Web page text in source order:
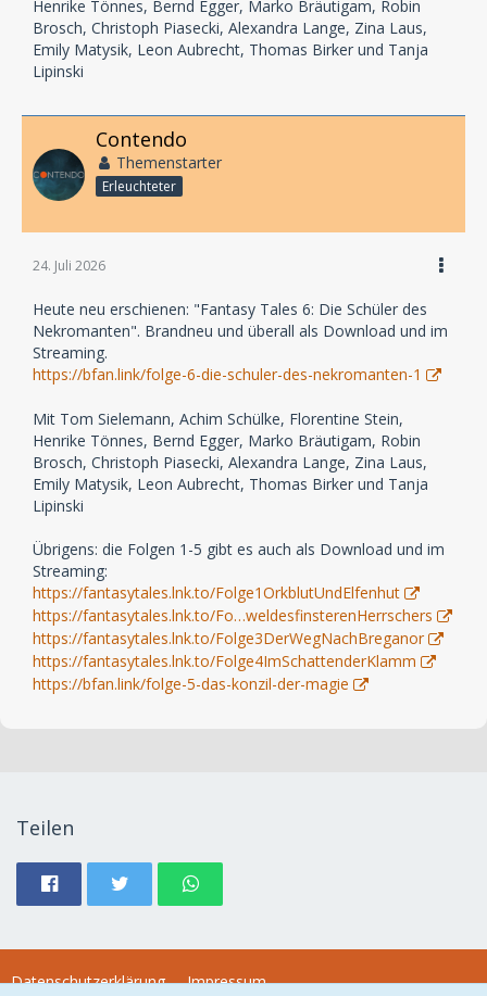
Henrike Tönnes, Bernd Egger, Marko Bräutigam, Robin
Brosch, Christoph Piasecki, Alexandra Lange, Zina Laus,
Emily Matysik, Leon Aubrecht, Thomas Birker und Tanja
Lipinski
Contendo
Themenstarter
Erleuchteter
24. Juli 2026
Heute neu erschienen: "Fantasy Tales 6: Die Schüler des
Nekromanten". Brandneu und überall als Download und im
Streaming.
https://bfan.link/folge-6-die-schuler-des-nekromanten-1
Mit Tom Sielemann, Achim Schülke, Florentine Stein,
Henrike Tönnes, Bernd Egger, Marko Bräutigam, Robin
Brosch, Christoph Piasecki, Alexandra Lange, Zina Laus,
Emily Matysik, Leon Aubrecht, Thomas Birker und Tanja
Lipinski
Übrigens: die Folgen 1-5 gibt es auch als Download und im
Streaming:
https://fantasytales.lnk.to/Folge1OrkblutUndElfenhut
https://fantasytales.lnk.to/Fo…weldesfinsterenHerrschers
https://fantasytales.lnk.to/Folge3DerWegNachBreganor
https://fantasytales.lnk.to/Folge4ImSchattenderKlamm
https://bfan.link/folge-5-das-konzil-der-magie
Teilen
Datenschutzerklärung Impressum